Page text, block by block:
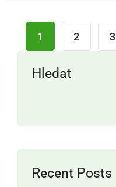
Hledat
Recent Posts
1 2 3